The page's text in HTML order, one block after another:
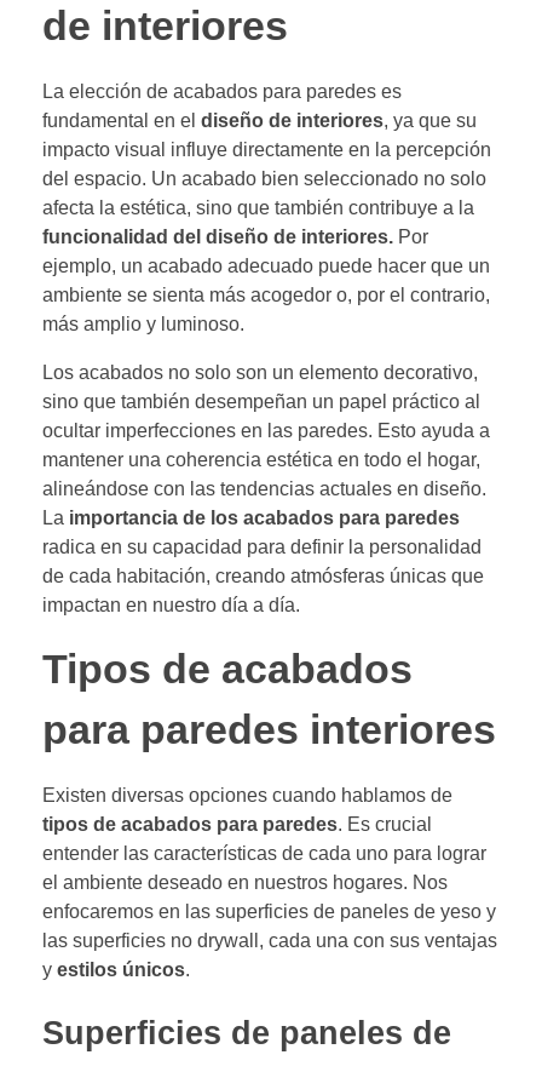
de interiores
La elección de acabados para paredes es
fundamental en el diseño de interiores, ya que su
impacto visual influye directamente en la percepción
del espacio. Un acabado bien seleccionado no solo
afecta la estética, sino que también contribuye a la
funcionalidad del diseño de interiores. Por
ejemplo, un acabado adecuado puede hacer que un
ambiente se sienta más acogedor o, por el contrario,
más amplio y luminoso.
Los acabados no solo son un elemento decorativo,
sino que también desempeñan un papel práctico al
ocultar imperfecciones en las paredes. Esto ayuda a
mantener una coherencia estética en todo el hogar,
alineándose con las tendencias actuales en diseño.
La importancia de los acabados para paredes
radica en su capacidad para definir la personalidad
de cada habitación, creando atmósferas únicas que
impactan en nuestro día a día.
Tipos de acabados
para paredes interiores
Existen diversas opciones cuando hablamos de
tipos de acabados para paredes. Es crucial
entender las características de cada uno para lograr
el ambiente deseado en nuestros hogares. Nos
enfocaremos en las superficies de paneles de yeso y
las superficies no drywall, cada una con sus ventajas
y estilos únicos.
Superficies de paneles de